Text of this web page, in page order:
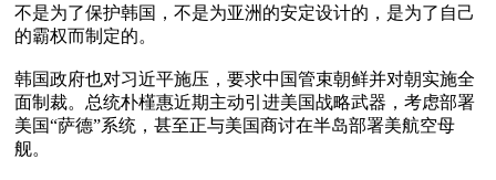
不是为了保护韩国，不是为亚洲的安定设计的，是为了自己
的霸权而制定的。
韩国政府也对习近平施压，要求中国管束朝鲜并对朝实施全
面制裁。总统朴槿惠近期主动引进美国战略武器，考虑部署
美国“萨德”系统，甚至正与美国商讨在半岛部署美航空母
舰。